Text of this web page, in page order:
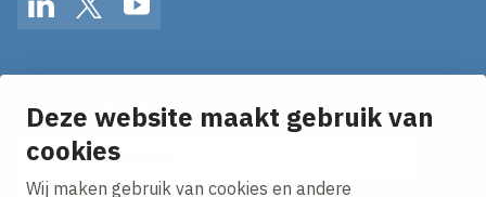
Deze website maakt gebruik van
cookies
Wij maken gebruik van cookies en andere
LinkedInTwitterYouTube
Ontvang onze nieuws alerts in je mailbox!
E-mailadres